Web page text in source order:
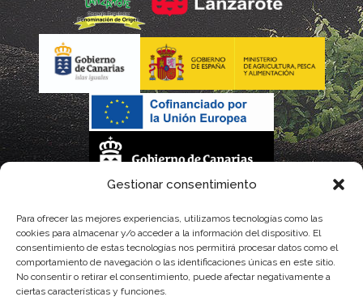
Gestionar consentimiento
Para ofrecer las mejores experiencias, utilizamos tecnologías como las
cookies para almacenar y/o acceder a la información del dispositivo. El
consentimiento de estas tecnologías nos permitirá procesar datos como el
comportamiento de navegación o las identificaciones únicas en este sitio.
No consentir o retirar el consentimiento, puede afectar negativamente a
ciertas características y funciones.
parcialmente, por el Gobierno de Canarias
con fondos provenientes del presupuesto de gastos del Instituto Canario de
Calidad Agroalimentaria